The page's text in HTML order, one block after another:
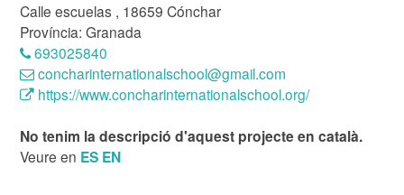
Calle escuelas , 18659 Cónchar
Província: Granada
693025840
concharinternationalschool@gmail.com
https://www.concharinternationalschool.org/
No tenim la descripció d'aquest projecte en català.
Veure en ES EN